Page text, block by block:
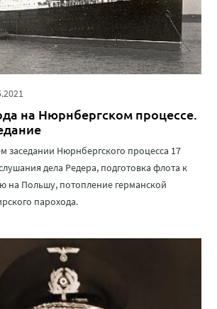
на Нюрнбергском процессе.
заседании Нюрнбергского процесса 17
дела Редера, подготовка флота к
на Польшу, потопление германской
парохода.